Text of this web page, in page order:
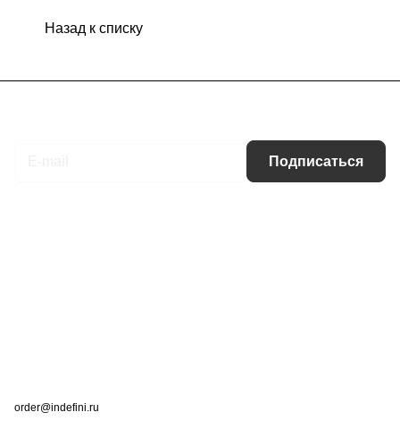
Назад к списку
Подписаться
order@indefini.ru